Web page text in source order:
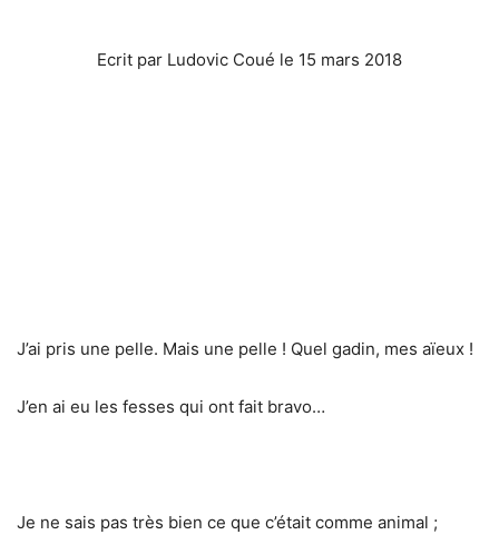
Ecrit par Ludovic Coué le 15 mars 2018
J’ai pris une pelle. Mais une pelle ! Quel gadin, mes aïeux !
J’en ai eu les fesses qui ont fait bravo…
Je ne sais pas très bien ce que c’était comme animal ;